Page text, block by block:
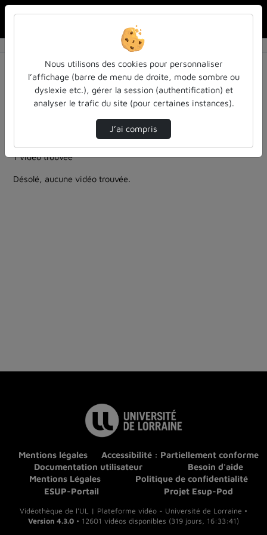
Résultats de la recherche
Filtres actifs (cliquer pour en retirer) :
entendu-des-confs-a-ecouter
colloques-et-conferences
Allemand
robotique-intelligence-artificielle
1 vidéo trouvée
Désolé, aucune vidéo trouvée.
Mentions légales
Accessibilité : Partiellement conforme
Documentation utilisateur
Besoin d'aide
Mentions Légales
Politique de confidentialité
ESUP-Portail
Projet Esup-Pod
Vidéothèque de l'UL | Plateforme vidéo - Université de Lorraine •
Version 4.3.0 • 12601 vidéos disponibles (319 jours, 16:33:41)
Nous utilisons des cookies pour personnaliser
l’affichage (barre de menu de droite, mode sombre ou
dyslexie etc.), gérer la session (authentification) et
analyser le trafic du site (pour certaines instances).
J’ai compris